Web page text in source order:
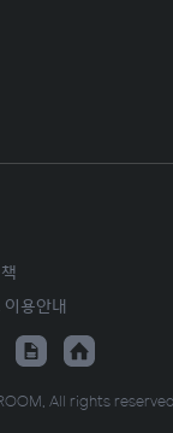
용안내
All rights reserved.